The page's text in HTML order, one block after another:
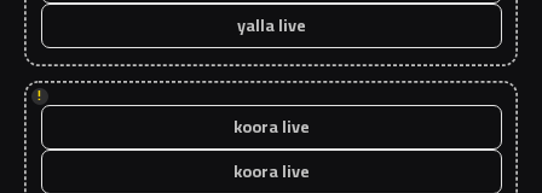
yalla live
!
koora live
koora live